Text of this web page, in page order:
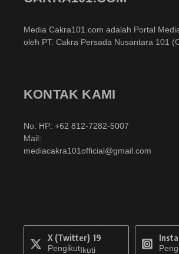
Media Cakra101.com adalah Portal
oleh PT. Cakra Persada Nusantara 101
KONTAK KAMI
No. HP: +62 812-7282-5007
Mail:
mediacakra101official@gmail.com
X (Twitter) 19
PengikutIkuti